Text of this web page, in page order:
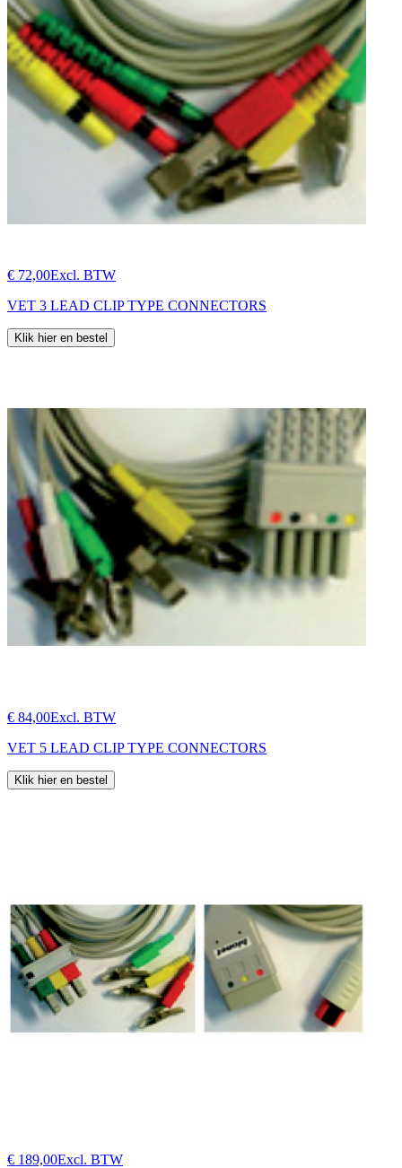
€ 72,00Excl. BTW
VET 3 LEAD CLIP TYPE CONNECTORS
Klik hier en bestel
€ 84,00Excl. BTW
VET 5 LEAD CLIP TYPE CONNECTORS
Klik hier en bestel
€ 189,00Excl. BTW